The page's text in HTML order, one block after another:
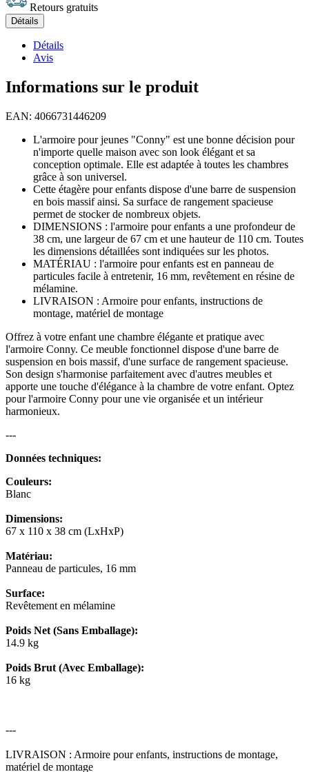
Retours gratuits
Détails
Détails
Avis
Informations sur le produit
EAN: 4066731446209
L'armoire pour jeunes "Conny" est une bonne décision pour
n'importe quelle maison avec son look élégant et sa
conception optimale. Elle est adaptée à toutes les chambres
grâce à son universel.
Cette étagère pour enfants dispose d'une barre de suspension
en bois massif ainsi. Sa surface de rangement spacieuse
permet de stocker de nombreux objets.
DIMENSIONS : l'armoire pour enfants a une profondeur de
38 cm, une largeur de 67 cm et une hauteur de 110 cm. Toutes
les dimensions détaillées sont indiquées sur les photos.
MATÉRIAU : l'armoire pour enfants est en panneau de
particules facile à entretenir, 16 mm, revêtement en résine de
mélamine.
LIVRAISON : Armoire pour enfants, instructions de
montage, matériel de montage
Offrez à votre enfant une chambre élégante et pratique avec
l'armoire Conny. Ce meuble fonctionnel dispose d'une barre de
suspension en bois massif, d'une surface de rangement spacieuse.
Son design s'harmonise parfaitement avec d'autres meubles et
apporte une touche d'élégance à la chambre de votre enfant. Optez
pour l'armoire Conny pour une vie organisée et un intérieur
harmonieux.
---
Données techniques:
Couleurs:
Blanc
Dimensions:
67 x 110 x 38 cm (LxHxP)
Matériau:
Panneau de particules, 16 mm
Surface:
Revêtement en mélamine
Poids Net (Sans Emballage):
14.9 kg
Poids Brut (Avec Emballage):
16 kg
---
LIVRAISON : Armoire pour enfants, instructions de montage,
matériel de montage